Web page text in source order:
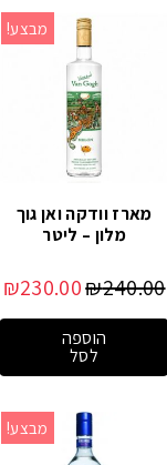
מבצע!
מארז וודקה ואן גוך
מלון – ליטר
₪240.00
₪230.00
הוספה
לסל
מבצע!